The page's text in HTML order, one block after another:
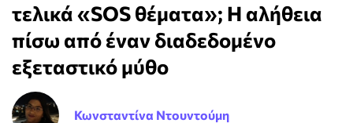
τελικά «SOS θέματα»; Η αλήθεια
πίσω από έναν διαδεδομένο
εξεταστικό μύθο
Κωνσταντίνα Ντουντούμη